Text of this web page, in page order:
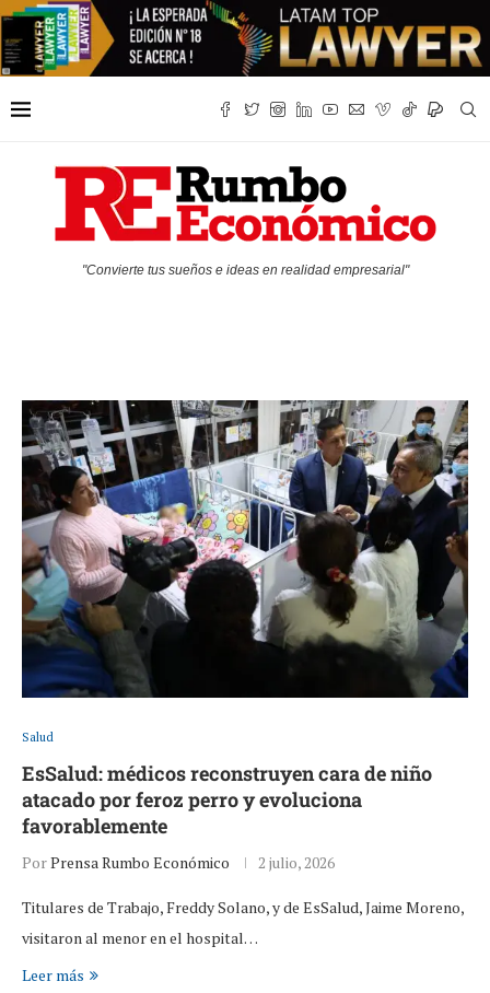
"Convierte tus sueños e ideas en realidad empresarial"
Salud
EsSalud: médicos reconstruyen cara de niño
atacado por feroz perro y evoluciona
favorablemente
PorPrensa Rumbo Económico 2 julio, 2026
Titulares de Trabajo, Freddy Solano, y de EsSalud, Jaime Moreno,
visitaron al menor en el hospital…
Leer más